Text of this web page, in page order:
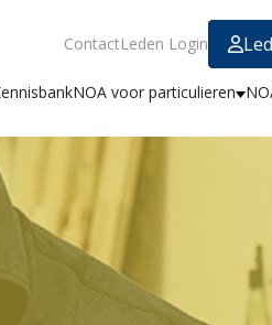
ContactLeden Login
NOA voor particulieren